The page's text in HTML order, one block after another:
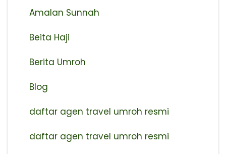
Amalan Sunnah
Beita Haji
Berita Umroh
Blog
daftar agen travel umroh resmi
⁠daftar agen travel umroh resmi